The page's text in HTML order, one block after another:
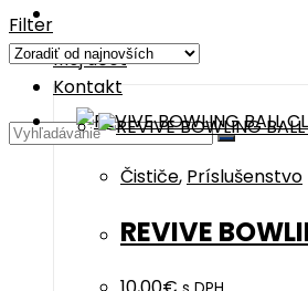
Môj účet
Kontakt
Filter
Čističe, Príslušenstvo
REVIVE